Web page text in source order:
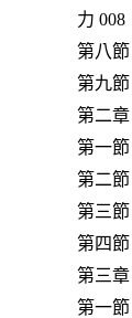
力 008
第八
第九
第二
第一
第二
第三
第四
第三
第一